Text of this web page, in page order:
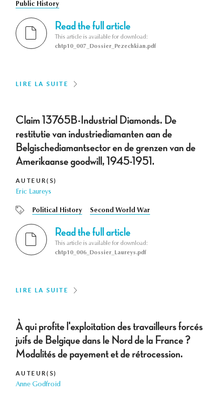
Public History
Read the full article
This article is available for download:
chtp10_007_Dossier_Pezechkian.pdf
LIRE LA SUITE
Claim 13765B-Industrial Diamonds. De
restitutie van industriediamanten aan de
Belgischediamantsector en de grenzen van de
Amerikaanse goodwill, 1945-1951.
AUTEUR(S)
Eric Laureys
Political History Second World War
Read the full article
This article is available for download:
chtp10_006_Dossier_Laureys.pdf
LIRE LA SUITE
À qui profite l'exploitation des travailleurs forcés
juifs de Belgique dans le Nord de la France ?
Modalités de payement et de rétrocession.
AUTEUR(S)
Anne Godfroid